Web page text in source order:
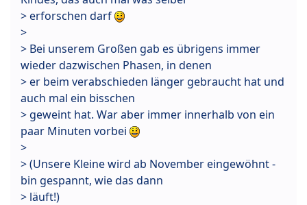
> erforschen darf
>
> Bei unserem Großen gab es übrigens immer
wieder dazwischen Phasen, in denen
> er beim verabschieden länger gebraucht hat und
auch mal ein bisschen
> geweint hat. War aber immer innerhalb von ein
paar Minuten vorbei
>
> (Unsere Kleine wird ab November eingewöhnt -
bin gespannt, wie das dann
> läuft!)